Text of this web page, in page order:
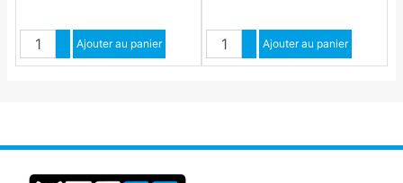
QuantitéAugmenter quantité
Diminuer quantité
Ajouter au panier QuantitéAugmenter quantité
Diminuer quantité
Ajouter au panier